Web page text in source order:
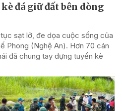
đá giữ đất bên dòng
sạt lở, đe dọa cuộc sống của
Phong (Nghệ An). Hơn 70 cán
đã chung tay dựng tuyến kè